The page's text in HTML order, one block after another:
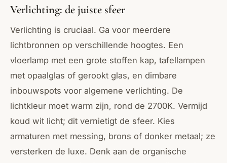
Verlichting: de juiste sfeer
Verlichting is cruciaal. Ga voor meerdere
lichtbronnen op verschillende hoogtes. Een
vloerlamp met een grote stoffen kap, tafellampen
met opaalglas of gerookt glas, en dimbare
inbouwspots voor algemene verlichting. De
lichtkleur moet warm zijn, rond de 2700K. Vermijd
koud wit licht; dit vernietigt de sfeer. Kies
armaturen met messing, brons of donker metaal; ze
versterken de luxe. Denk aan de organische